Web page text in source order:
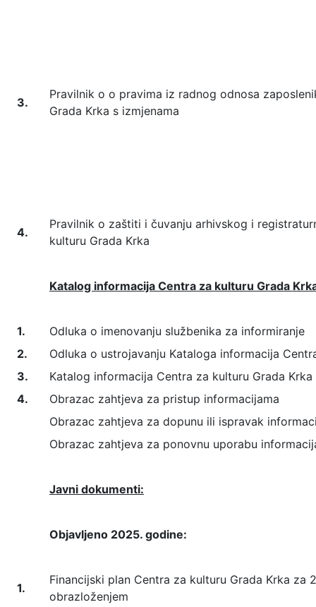
3.
Pravilnik o o pravima iz radnog odnosa
Grada Krka s izmjenama
4.
Pravilnik o zaštiti i čuvanju arhivskog i
kulturu Grada Krka
Katalog informacija Centra za kulturu Grada
1.
Odluka o imenovanju službenika za informiranje
2.
Odluka o ustrojavanju Kataloga informacija
3.
Katalog informacija Centra za kulturu Grada Krka
4.
Obrazac zahtjeva za pristup informacijama
Obrazac zahtjeva za dopunu ili ispravak
Obrazac zahtjeva za ponovnu uporabu
Javni dokumenti:
Objavljeno 2025. godine:
1.
Financijski plan Centra za kulturu Grada Krka za
obrazloženjem